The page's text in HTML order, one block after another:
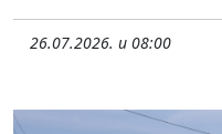
26.07.2026. u 08:00